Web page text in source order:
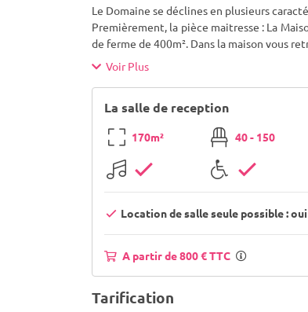
Le Domaine se déclines en plusieurs
Premièrement, la pièce maitresse : La
de ferme de 400m². Dans la maison vous
Voir Plus
La salle de reception
170m² 40 - 150
Location de salle seule possible : oui
A partir de 800 € TTC
Tarification